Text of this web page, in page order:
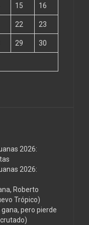
15 16
22 23
29 30
2026:
2026:
Roberto
Trópico)
gana, pero pierde